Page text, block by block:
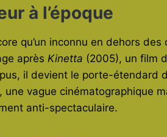
à l’époque
qu’un inconnu en dehors
après Kinetta (2005), un film
il devient le porte-étendard
une vague cinématographique
anti-spectaculaire.